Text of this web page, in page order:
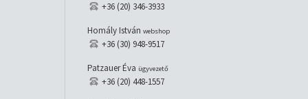
+36 (20) 346-3933
Homály István webshop
+36 (30) 948-9517
Patzauer Éva ügyvezető
+36 (20) 448-1557